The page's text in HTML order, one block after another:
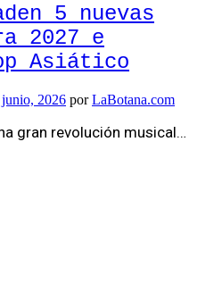
5 nuevas
2027 e
Asiático
junio, 2026 porLaBotana.com
gran revolución musical…